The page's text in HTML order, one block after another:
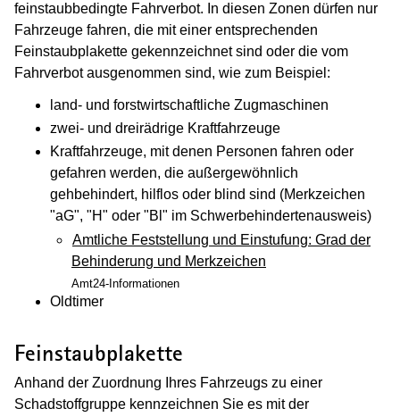
feinstaubbedingte Fahrverbot. In diesen Zonen dürfen nur
Fahrzeuge fahren, die mit einer entsprechenden
Feinstaubplakette gekennzeichnet sind oder die vom
Fahrverbot ausgenommen sind, wie zum Beispiel:
land- und forstwirtschaftliche Zugmaschinen
zwei- und dreirädrige Kraftfahrzeuge
Kraftfahrzeuge, mit denen Personen fahren oder
gefahren werden, die außergewöhnlich
gehbehindert, hilflos oder blind sind (Merkzeichen
"aG", "H" oder "Bl" im Schwerbehindertenausweis)
Amtliche Feststellung und Einstufung: Grad der
Behinderung und Merkzeichen
Amt24-Informationen
Oldtimer
Feinstaubplakette
Anhand der Zuordnung Ihres Fahrzeugs zu einer
Schadstoffgruppe kennzeichnen Sie es mit der